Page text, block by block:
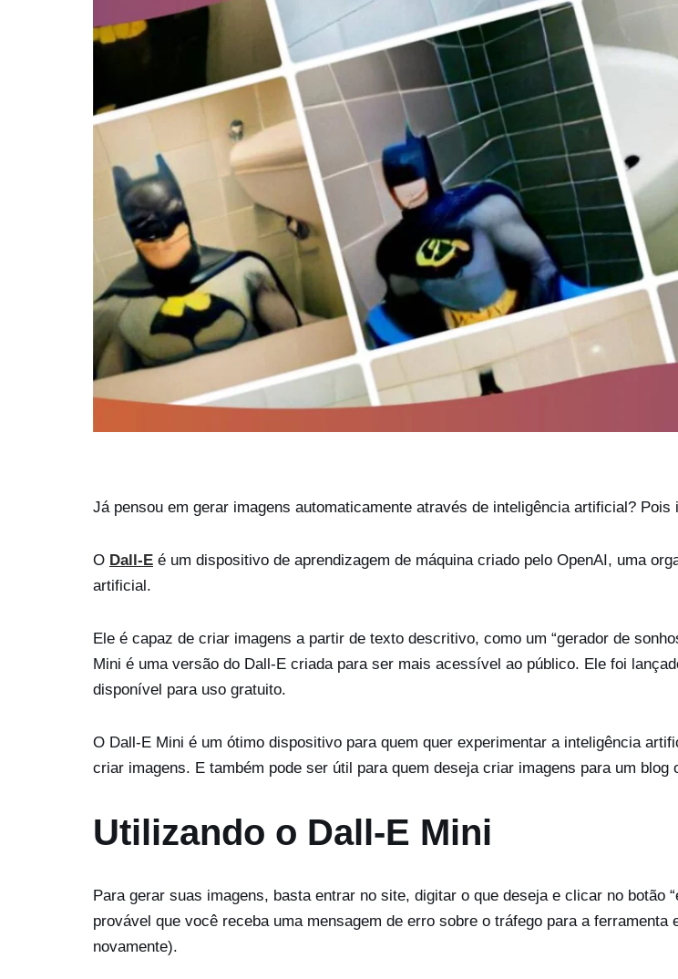
Já pensou em gerar imagens automaticamente através de inteligência artificial?
O Dall-E é um dispositivo de aprendizagem de máquina criado pelo OpenAI, uma
artificial.
Ele é capaz de criar imagens a partir de texto descritivo, como um “gerador de
Mini é uma versão do Dall-E criada para ser mais acessível ao público. Ele foi
disponível para uso gratuito.
O Dall-E Mini é um ótimo dispositivo para quem quer experimentar a inteligência
criar imagens. E também pode ser útil para quem deseja criar imagens para um blog
Utilizando o Dall-E Mini
Para gerar suas imagens, basta entrar no site, digitar o que deseja e clicar no botão
provável que você receba uma mensagem de erro sobre o tráfego para a ferramenta
novamente).